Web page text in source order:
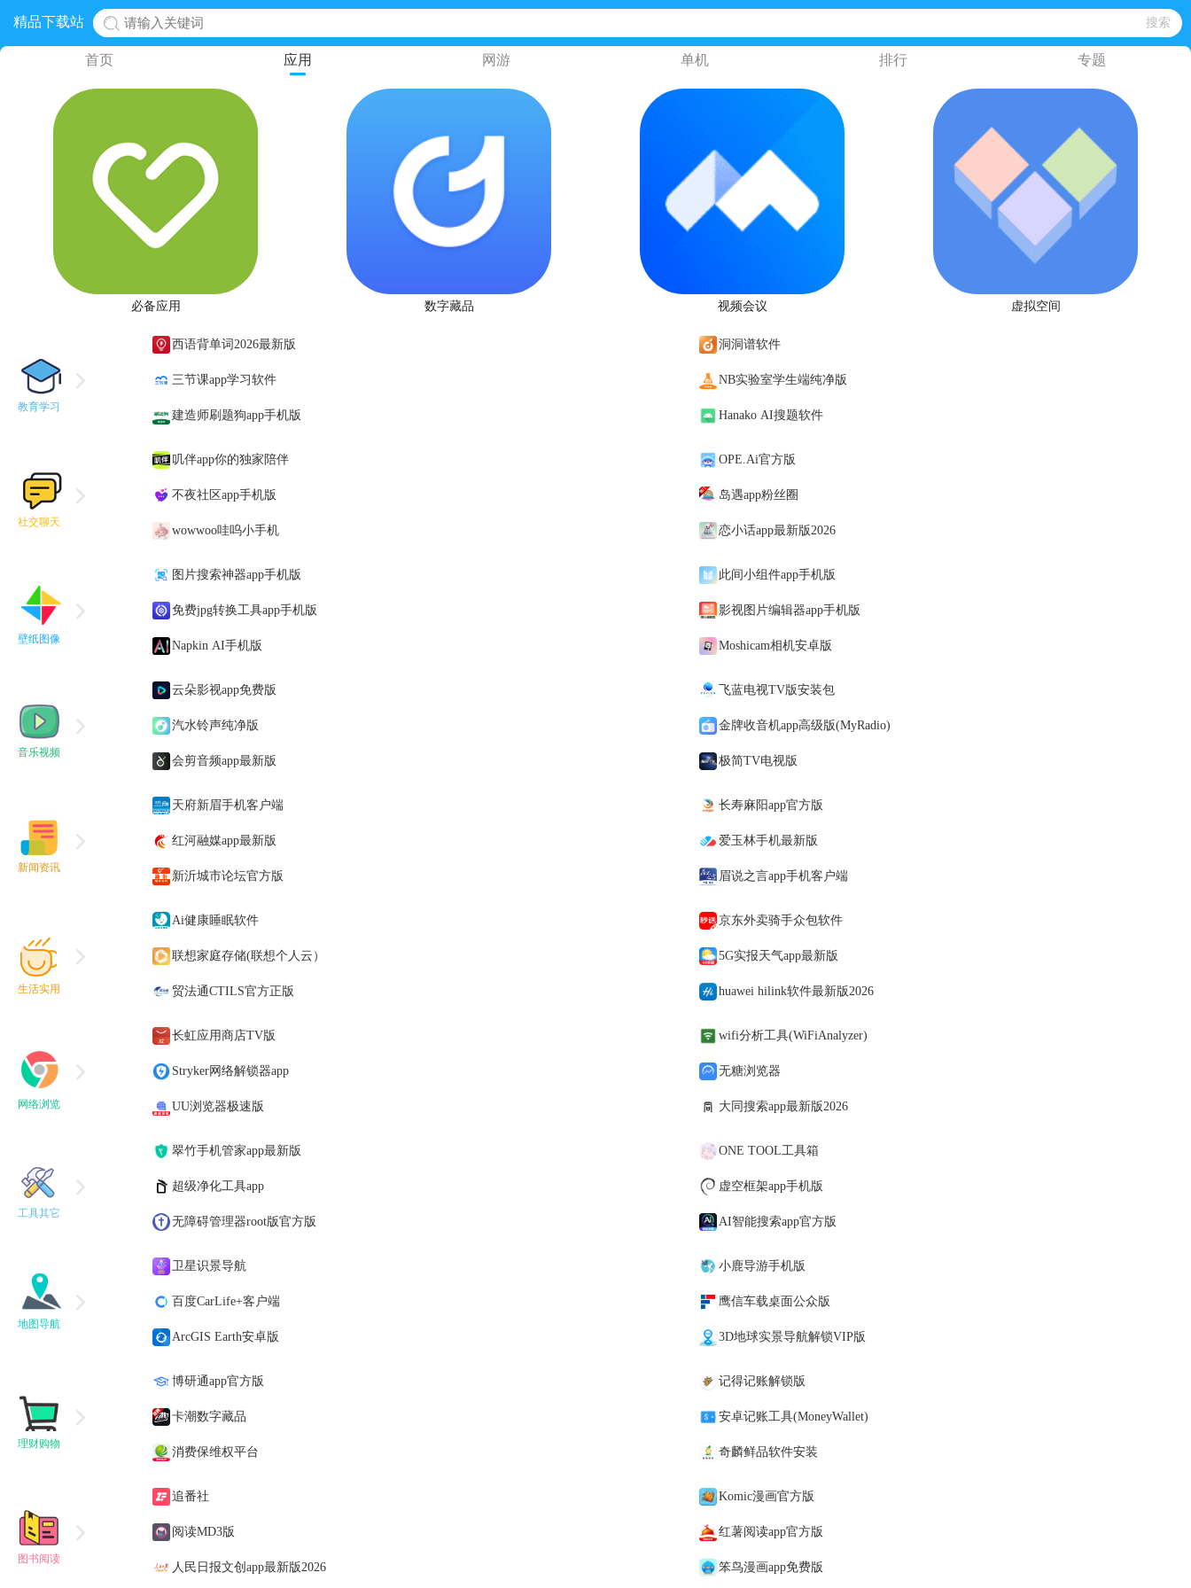
精品下载站
首页 应用 网游 单机 排行 专题
必备应用 数字藏品 视频会议 虚拟空间
教育学习
西语背单词2026最新版 洞洞谱软件
三节课app学习软件 NB实验室学生端纯净版
建造师刷题狗app手机版 Hanako AI搜题软件
社交聊天
叽伴app你的独家陪伴 OPE.Ai官方版
不夜社区app手机版 岛遇app粉丝圈
wowwoo哇呜小手机 恋小话app最新版2026
壁纸图像
图片搜索神器app手机版 此间小组件app手机版
免费jpg转换工具app手机版 影视图片编辑器app手机版
Napkin AI手机版 Moshicam相机安卓版
音乐视频
云朵影视app免费版 飞蓝电视TV版安装包
汽水铃声纯净版 金牌收音机app高级版(MyRadio)
会剪音频app最新版 极简TV电视版
新闻资讯
天府新眉手机客户端 长寿麻阳app官方版
红河融媒app最新版 爱玉林手机最新版
新沂城市论坛官方版 眉说之言app手机客户端
生活实用
Ai健康睡眠软件 京东外卖骑手众包软件
联想家庭存储(联想个人云） 5G实报天气app最新版
贸法通CTILS官方正版 huawei hilink软件最新版2026
网络浏览
长虹应用商店TV版 wifi分析工具(WiFiAnalyzer)
Stryker网络解锁器app 无糖浏览器
UU浏览器极速版 大同搜索app最新版2026
工具其它
翠竹手机管家app最新版 ONE TOOL工具箱
超级净化工具app 虚空框架app手机版
无障碍管理器root版官方版 AI智能搜索app官方版
地图导航
卫星识景导航 小鹿导游手机版
百度CarLife+客户端 鹰信车载桌面公众版
ArcGIS Earth安卓版 3D地球实景导航解锁VIP版
理财购物
博研通app官方版 记得记账解锁版
卡潮数字藏品 安卓记账工具(MoneyWallet)
消费保维权平台 奇麟鲜品软件安装
图书阅读
追番社 Komic漫画官方版
阅读MD3版 红薯阅读app官方版
人民日报文创app最新版2026 笨鸟漫画app免费版